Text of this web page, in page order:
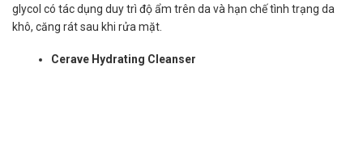
glycol có tác dụng duy trì độ ẩm trên da và hạn chế tình trạng da
khô, căng rát sau khi rửa mặt.
Cerave Hydrating Cleanser